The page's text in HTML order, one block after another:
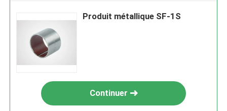
Produit métallique SF-1S
Continuer